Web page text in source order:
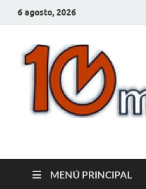
6 agosto, 2026
MENÚ PRINCIPAL